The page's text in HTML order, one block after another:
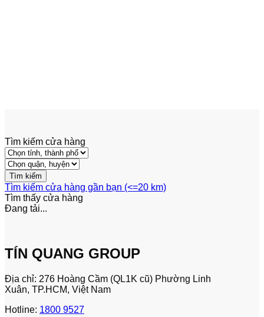
Tìm kiếm cửa hàng
Tìm kiếm cửa hàng gần bạn (<=20 km)
Tìm thấy cửa hàng
Đang tải...
TÍN QUANG GROUP
Địa chỉ: 276 Hoàng Cầm (QL1K cũ) Phường Linh
Xuân, TP.HCM, Việt Nam
Hotline: 1800 9527